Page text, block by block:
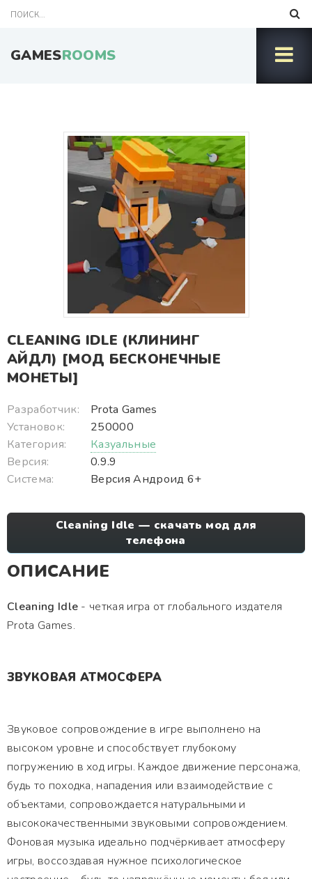
GAMESROOMS
CLEANING IDLE (КЛИНИНГ
АЙДЛ) [МОД БЕСКОНЕЧНЫЕ
МОНЕТЫ]
Разработчик:
Prota Games
Установок:
250000
Категория:
Казуальные
Версия:
0.9.9
Система:
Версия Андроид 6+
Cleaning Idle — скачать мод для
телефона
ОПИСАНИЕ
Cleaning Idle - четкая игра от глобального издателя
Prota Games.
ЗВУКОВАЯ АТМОСФЕРА
Звуковое сопровождение в игре выполнено на
высоком уровне и способствует глубокому
погружению в ход игры. Каждое движение персонажа,
будь то походка, нападения или взаимодействие с
объектами, сопровождается натуральными и
высококачественными звуковыми сопровождением.
Фоновая музыка идеально подчёркивает атмосферу
игры, воссоздавая нужное психологическое